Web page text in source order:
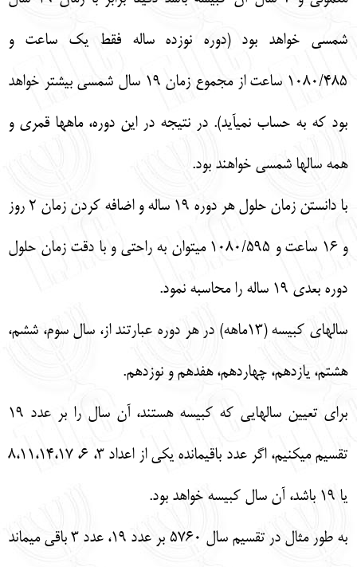
شمسي خواهد بود (دوره نوزده ساله فقط يك ساعت و
1080/485 ساعت از مجموع زمان 19 سال شمسي بيشتر خواهد
بود كه به حساب نميآيد). در نتيجه در اين دوره، ماهها قمري و
همه سالها شمسي خواهند بود.
با دانستن زمان حلول هر دوره 19 ساله و اضافه كردن زمان 2 روز
و 16 ساعت و 1080/595 ميتوان به راحتي و با دقت زمان حلول
دوره بعدي 19 ساله را محاسبه نمود.
سالهاي كبيسه (13ماهه) در هر دوره عبارتند از، سال سوم، ششم،
هشتم، يازدهم، چهاردهم، هفدهم و نوزدهم.
براي تعيين سالهايي كه كبيسه هستند، آن سال را بر عدد 19
تقسيم ميكنيم، اگر عدد باقيمانده يكي از اعداد 3، 6، 8،11،14،17
يا 19 باشد، آن سال كبيسه خواهد بود.
به طور مثال در تقسيم سال 5760 بر عدد 19، عدد 3 باقي ميماند